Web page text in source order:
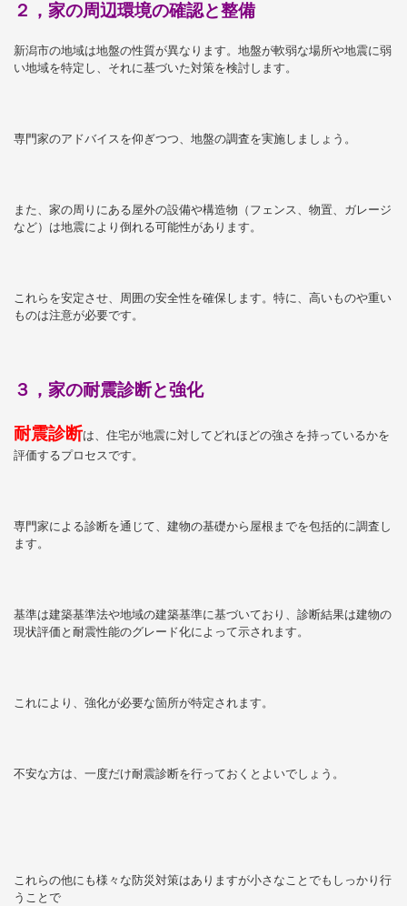
２，家の周辺環境の確認と整備
新潟市の地域は地盤の性質が異なります。地盤が軟弱な場所や地震に弱
い地域を特定し、それに基づいた対策を検討します。
専門家のアドバイスを仰ぎつつ、地盤の調査を実施しましょう。
また、家の周りにある屋外の設備や構造物（フェンス、物置、ガレージ
など）は地震により倒れる可能性があります。
これらを安定させ、周囲の安全性を確保します。特に、高いものや重い
ものは注意が必要です。
３，家の耐震診断と強化
耐震診断は、住宅が地震に対してどれほどの強さを持っているかを
評価するプロセスです。
専門家による診断を通じて、建物の基礎から屋根までを包括的に調査し
ます。
基準は建築基準法や地域の建築基準に基づいており、診断結果は建物の
現状評価と耐震性能のグレード化によって示されます。
これにより、強化が必要な箇所が特定されます。
不安な方は、一度だけ耐震診断を行っておくとよいでしょう。
これらの他にも様々な防災対策はありますが小さなことでもしっかり行
うことで